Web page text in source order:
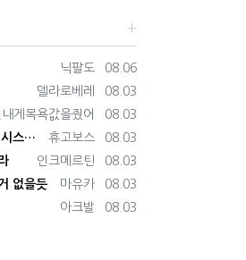
등록자
닉팔도 등록일
08.06
등록자
델라로베레 등록일
08.03
자
내게목욕값을줬어 등록일
08.03
등록자
휴고보스 등록일
08.03
가라는 다 선착순 시스템인가요 ?
등록자
인크메르틴 등록일
08.03
등록자
마유카 등록일
08.03
없을듯
등록자
아크발 등록일
08.03